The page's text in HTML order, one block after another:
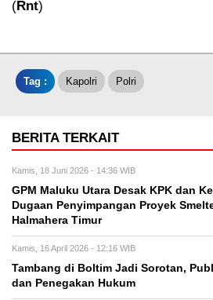
(Rnt)
Tag : Kapolri Polri
BERITA TERKAIT
Kamis, 18 Juni 2026 - 14:36 WIB
GPM Maluku Utara Desak KPK dan
Dugaan Penyimpangan Proyek
Halmahera Timur
Kamis, 16 April 2026 - 12:16 WIB
Tambang di Boltim Jadi Sorotan,
dan Penegakan Hukum